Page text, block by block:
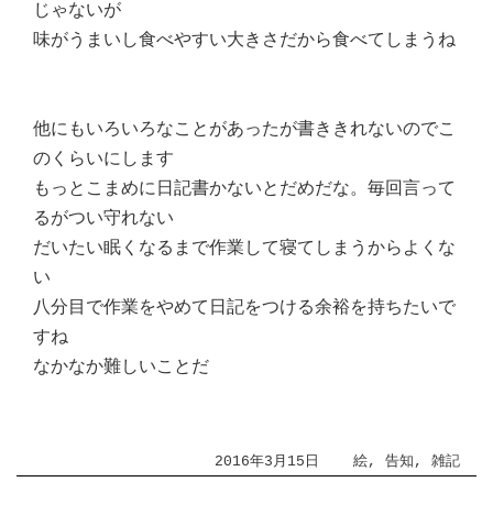
じゃないが
味がうまいし食べやすい大きさだから食べてしまうね
他にもいろいろなことがあったが書ききれないのでこ
のくらいにします
もっとこまめに日記書かないとだめだな。毎回言って
るがつい守れない
だいたい眠くなるまで作業して寝てしまうからよくな
い
八分目で作業をやめて日記をつける余裕を持ちたいで
すね
なかなか難しいことだ
2016年3月15日 絵, 告知 , 雑記